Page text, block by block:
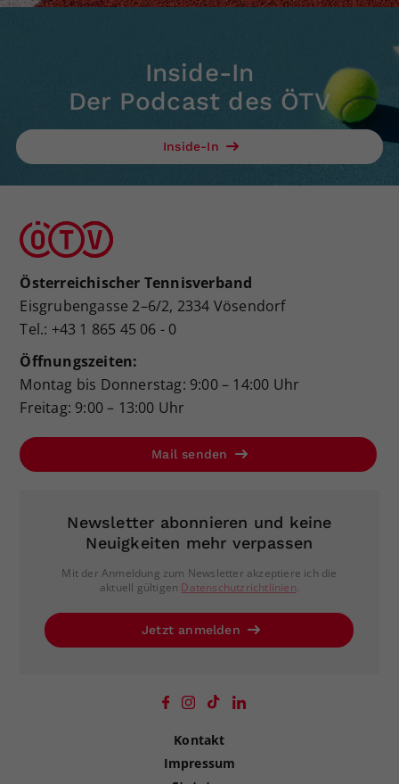
Inside-In
Der Podcast des ÖTV
Inside-In
Österreichischer Tennisverband
Eisgrubengasse 2–6/2, 2334 Vösendorf
Tel.: +43 1 865 45 06 - 0
Öffnungszeiten:
Montag bis Donnerstag: 9:00 – 14:00 Uhr
Freitag: 9:00 – 13:00 Uhr
Mail senden
Newsletter abonnieren und keine
Neuigkeiten mehr verpassen
Mit der Anmeldung zum Newsletter akzeptiere ich die
aktuell gültigen Datenschutzrichtlinien.
Jetzt anmelden
Kontakt
Impressum